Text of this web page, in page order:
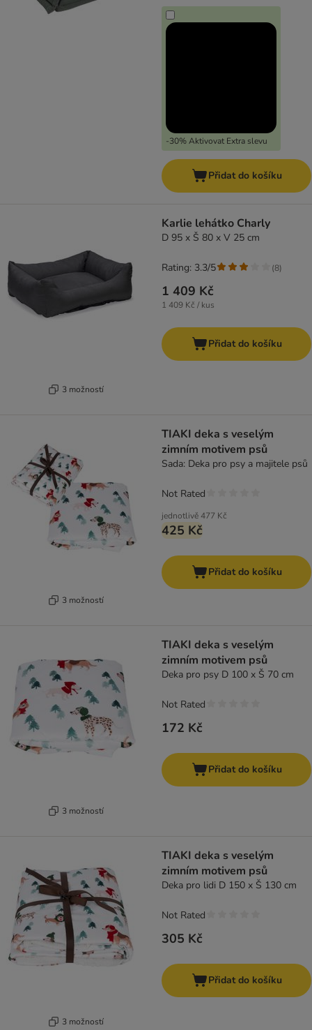
-30% Aktivovat Extra slevu
Přidat do košíku
3 možností
Karlie lehátko Charly
D 95 x Š 80 x V 25 cm
1 409 Kč
1 409 Kč / kus
Rating: 3.3/5 (8)
Přidat do košíku
3 možností
TIAKI deka s veselým
zimním motivem psů
Sada: Deka pro psy a majitele psů
jednotlivě477 Kč
425 Kč
Not Rated
Přidat do košíku
3 možností
TIAKI deka s veselým
zimním motivem psů
Deka pro psy D 100 x Š 70 cm
172 Kč
Not Rated
Přidat do košíku
3 možností
TIAKI deka s veselým
zimním motivem psů
Deka pro lidi D 150 x Š 130 cm
305 Kč
Not Rated
Přidat do košíku